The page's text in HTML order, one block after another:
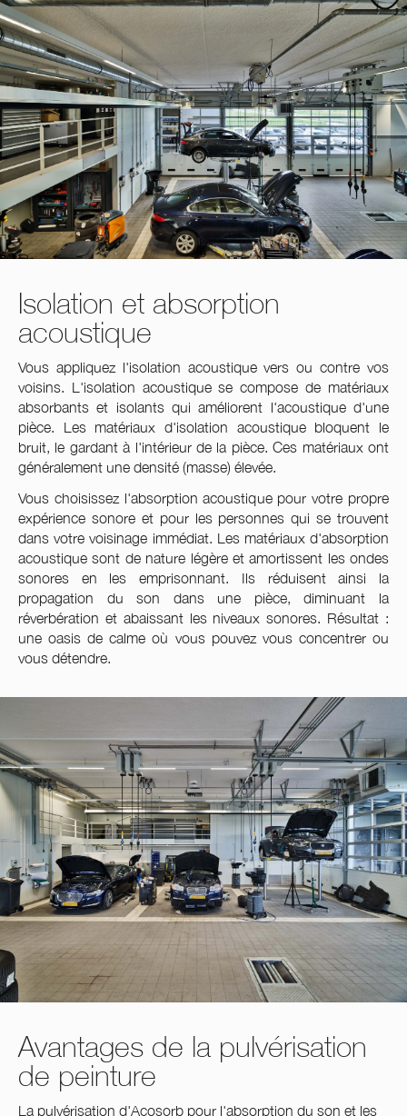
Isolation et absorption
acoustique
Vous appliquez l'isolation acoustique vers ou contre vos
voisins. L'isolation acoustique se compose de matériaux
absorbants et isolants qui améliorent l'acoustique d'une
pièce. Les matériaux d'isolation acoustique bloquent le
bruit, le gardant à l'intérieur de la pièce. Ces matériaux ont
généralement une densité (masse) élevée.
Vous choisissez l'absorption acoustique pour votre propre
expérience sonore et pour les personnes qui se trouvent
dans votre voisinage immédiat. Les matériaux d'absorption
acoustique sont de nature légère et amortissent les ondes
sonores en les emprisonnant. Ils réduisent ainsi la
propagation du son dans une pièce, diminuant la
réverbération et abaissant les niveaux sonores. Résultat :
une oasis de calme où vous pouvez vous concentrer ou
vous détendre.
Avantages de la pulvérisation
de peinture
La pulvérisation d'Acosorb pour l'absorption du son et les